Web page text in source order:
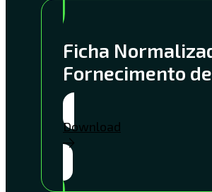
Ficha
Fornecimento
Download